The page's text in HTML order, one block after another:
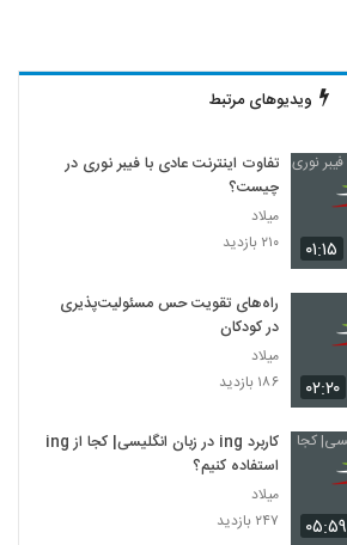
ویدیوهای مرتبط
۰۱:۱۵
تفاوت اینترنت عادی با فیبر نوری در
چیست؟
میلاد
۲۱۰ بازدید
۰۲:۲۰
راه‌های تقویت حس مسئولیت‌پذیری
در کودکان
میلاد
۱۸۶ بازدید
۰۵:۵۹
کاربرد ing در زبان انگلیسی| کجا از ing
استفاده کنیم؟
میلاد
۲۴۷ بازدید